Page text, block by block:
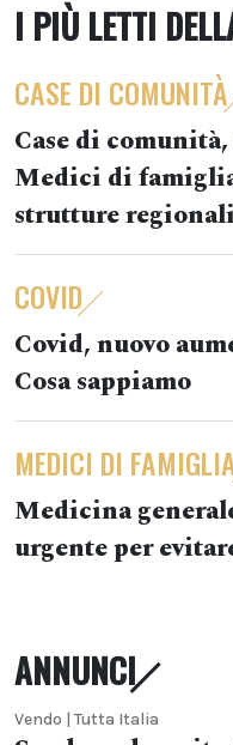
I PIÙ LETTI
CASE DI COMUNITÀ
Case di
Medici di
strutture regionali
COVID
Covid, nuovo
Cosa sappiamo
MEDICI DI
Medicina
urgente per
ANNUNCI
Vendo | Tutta Italia